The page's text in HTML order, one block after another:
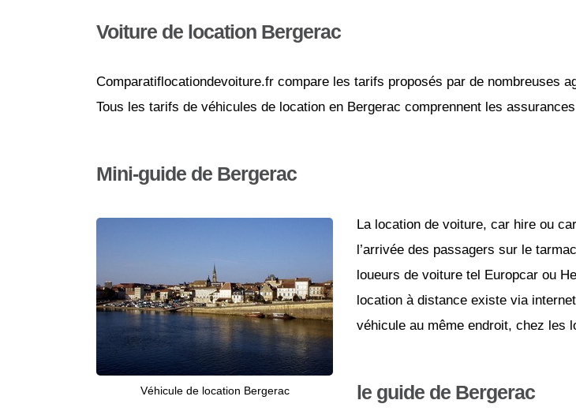
Voiture de location Bergerac
Comparatiflocationdevoiture.fr compare les tarifs proposés par de nombreuses
Tous les tarifs de véhicules de location en Bergerac comprennent les
Mini-guide de Bergerac
Véhicule de location Bergerac
La location de voiture, car hire ou
l’arrivée des passagers sur le
loueurs de voiture tel Europcar ou
location à distance existe via
véhicule au même endroit, chez les
le guide de Bergerac